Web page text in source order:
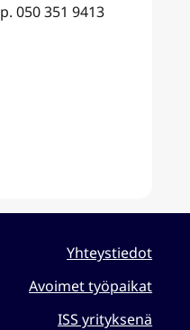
p. 050 351 9413
Yhteystiedot
Avoimet työpaikat
ISS yrityksenä